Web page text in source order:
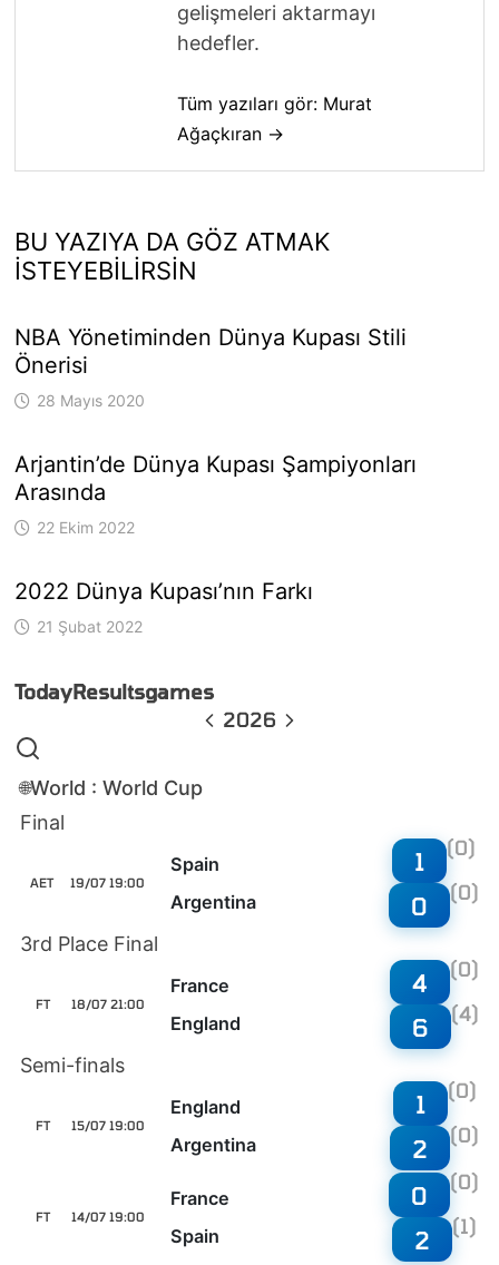
gelişmeleri aktarmayı
hedefler.
Tüm yazıları gör: Murat
Ağaçkıran →
BU YAZIYA DA GÖZ ATMAK
İSTEYEBILIRSIN
NBA Yönetiminden Dünya Kupası Stili
Önerisi
28 Mayıs 2020
Arjantin’de Dünya Kupası Şampiyonları
Arasında
22 Ekim 2022
2022 Dünya Kupası’nın Farkı
21 Şubat 2022
TodayResultsgames
2026
🌐World : World Cup
Final
19/07 19:00
AET
Spain
Argentina
1 (0)
0 (0)
3rd Place Final
18/07 21:00
FT
France
England
4 (0)
6 (4)
Semi-finals
15/07 19:00
FT
England
Argentina
1 (0)
2 (0)
14/07 19:00
FT
France
Spain
0 (0)
2 (1)